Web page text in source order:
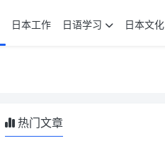
日本工作 日语学习 日本文化
热门文章